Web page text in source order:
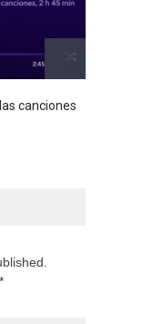
canciones